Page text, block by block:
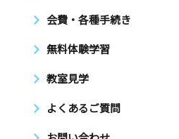
会費・各種手続き
無料体験学習
教室見学
よくあるご質問